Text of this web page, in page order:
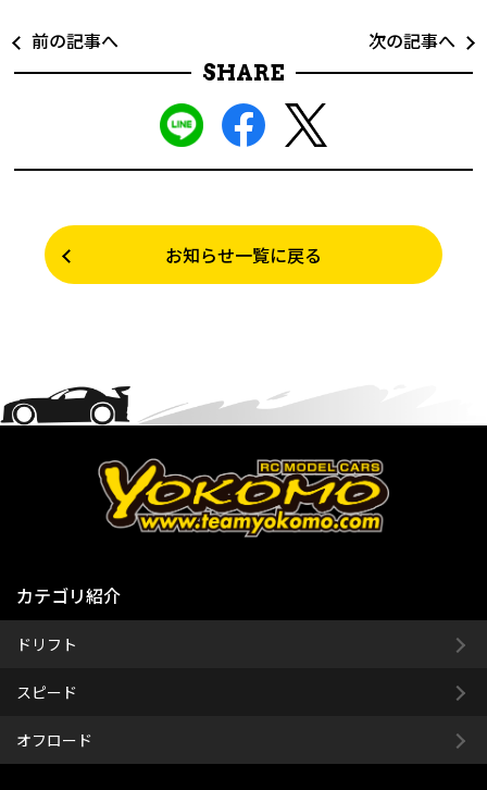
前の記事へ
次の記事へ
SHARE
お知らせ一覧に戻る
カテゴリ紹介
ドリフト
スピード
オフロード